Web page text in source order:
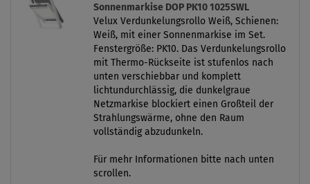
Sonnenmarkise DOP PK10 1025SWL
Velux Verdunkelungsrollo Weiß, Schienen:
Weiß, mit einer Sonnenmarkise im Set.
Fenstergröße: PK10. Das Verdunkelungsrollo
mit Thermo-Rückseite ist stufenlos nach
unten verschiebbar und komplett
lichtundurchlässig, die dunkelgraue
Netzmarkise blockiert einen Großteil der
Strahlungswärme, ohne den Raum
vollständig abzudunkeln.
Für mehr Informationen bitte nach unten
scrollen.